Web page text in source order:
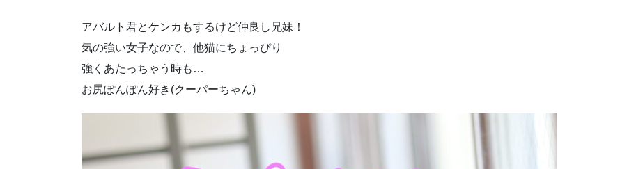
アバルト君とケンカもするけど仲良し兄妹！
気の強い女子なので、他猫にちょっぴり
強くあたっちゃう時も…
お尻ぽんぽん好き(クーパーちゃん)